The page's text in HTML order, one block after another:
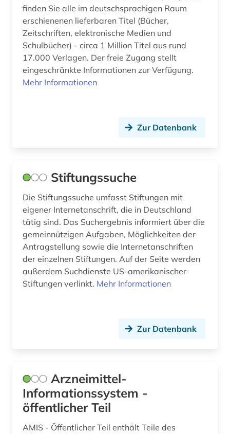
arbeitspsychologie (1)
arbeitsrecht (34)
arbeitsrecht kommentar (1)
arbeitsschutz (5)
architektur (13)
architekturpreis (1)
architekturwettbewerb (1)
architekturzeichnung (2)
archiv (12)
artenschutz (1)
artificial life (1)
arzneibuch (2)
finden Sie alle im deutschsprachigen Raum
erschienenen lieferbaren Titel (Bücher,
Zeitschriften, elektronische Medien und
Schulbücher) - circa 1 Million Titel aus rund
17.000 Verlagen. Der freie Zugang stellt
eingeschränkte Informationen zur Verfügung.
Mehr Informationen
Zur Datenbank
Stiftungssuche
Die Stiftungssuche umfasst Stiftungen mit
eigener Internetanschrift, die in Deutschland
tätig sind. Das Suchergebnis informiert über die
gemeinnützigen Aufgaben, Möglichkeiten der
Antragstellung sowie die Internetanschriften
der einzelnen Stiftungen. Auf der Seite werden
außerdem Suchdienste US-amerikanischer
Stiftungen verlinkt. Mehr Informationen
Zur Datenbank
Arzneimittel-
Informationssystem -
öffentlicher Teil
AMIS - Öffentlicher Teil enthält Teile des